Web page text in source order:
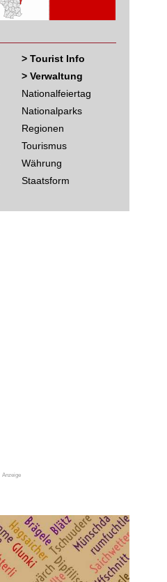
> Tourist Info
> Verwaltung
Nationalfeiertag
Nationalparks
Regionen
Tourismus
Währung
Staatsform
Anzeige